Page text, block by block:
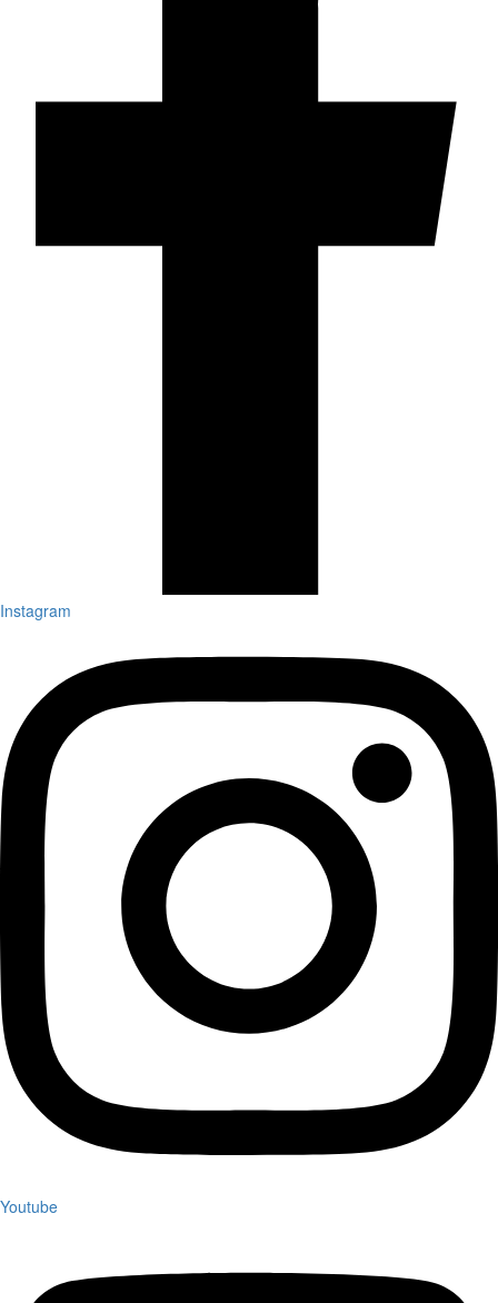
Instagram
Youtube